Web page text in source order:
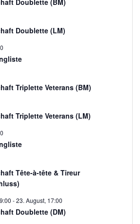
Doublette (BM)
Doublette (LM)
Triplette Veterans (BM)
Triplette Veterans (LM)
Tête-à-tête & Tireur
-23. August, 17:00
Doublette (DM)